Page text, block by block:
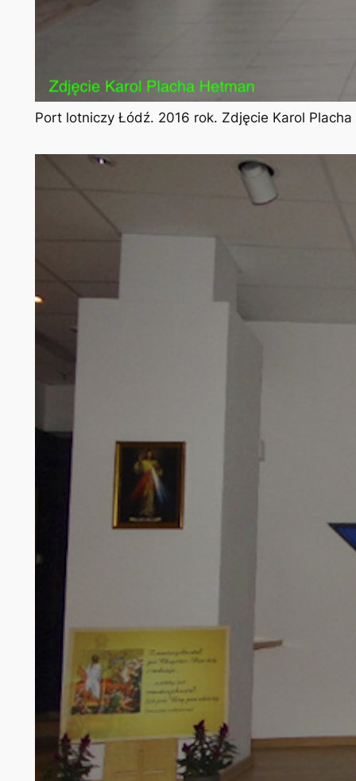
Port lotniczy Łódź. 2016 rok. Zdjęcie Karol